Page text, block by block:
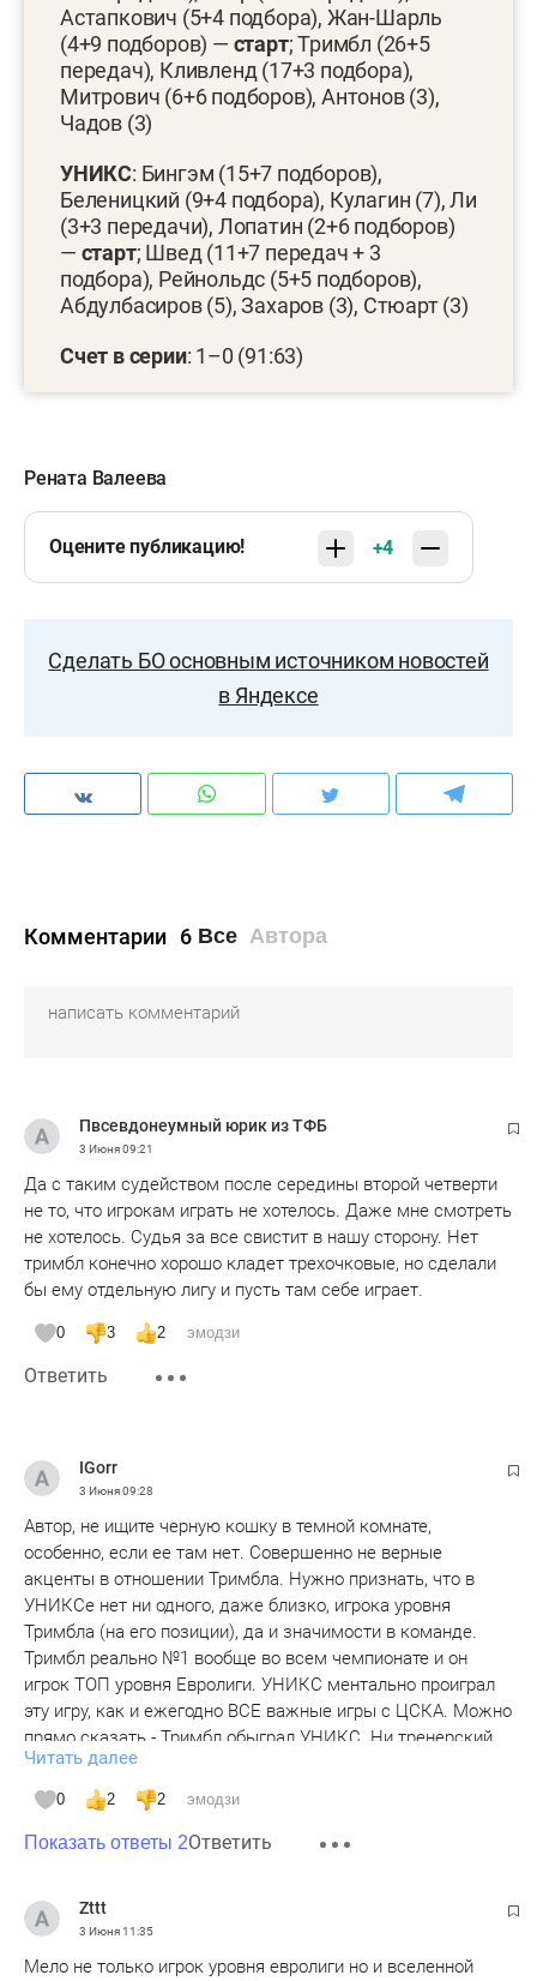
Астапкович (5+4 подбора), Жан-Шарль
(4+9 подборов) — старт; Тримбл (26+5
передач), Кливленд (17+3 подбора),
Митрович (6+6 подборов), Антонов (3),
Чадов (3)
УНИКС: Бингэм (15+7 подборов),
Беленицкий (9+4 подбора), Кулагин (7), Ли
(3+3 передачи), Лопатин (2+6 подборов)
— старт; Швед (11+7 передач + 3
подбора), Рейнольдс (5+5 подборов),
Абдулбасиров (5), Захаров (3), Стюарт (3)
Счет в серии: 1–0 (91:63)
Рената Валеева
Оцените публикацию! +4
Сделать БО основным источником новостей
в Яндексе
Комментарии 6 Все Автора
Пвсевдонеумный юрик из ТФБ
3 Июня09:21
Да с таким судейством после середины второй четверти
не то, что игрокам играть не хотелось. Даже мне смотреть
не хотелось. Судья за все свистит в нашу сторону. Нет
тримбл конечно хорошо кладет трехочковые, но сделали
бы ему отдельную лигу и пусть там себе играет.
0 3 2 эмодзи
Ответить
IGorr
3 Июня09:28
Автор, не ищите черную кошку в темной комнате,
особенно, если ее там нет. Совершенно не верные
акценты в отношении Тримбла. Нужно признать, что в
УНИКСе нет ни одного, даже близко, игрока уровня
Тримбла (на его позиции), да и значимости в команде.
Тримбл реально №1 вообще во всем чемпионате и он
игрок ТОП уровня Евролиги. УНИКС ментально проиграл
эту игру, как и ежегодно ВСЕ важные игры с ЦСКА. Можно
прямо сказать - Тримбл обыграл УНИКС. Ни тренерский
штаб, ни игроки УНИКСа так и не нашли противоядие
Тримблу. Что интересно, но по статистике УНИКС
"любимый клиент" Тримбла.
Читать далее
0 2 2 эмодзи
Показать ответы 2Ответить
Zttt
3 Июня11:35
Мело не только игрок уровня евролиги но и вселенной